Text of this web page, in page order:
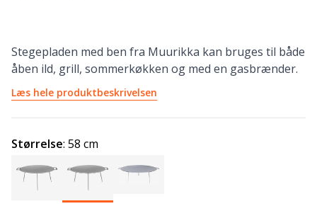
Stegepladen med ben fra Muurikka kan bruges til både
åben ild, grill, sommerkøkken og med en gasbrænder.
Læs hele produktbeskrivelsen
Størrelse: 58 cm